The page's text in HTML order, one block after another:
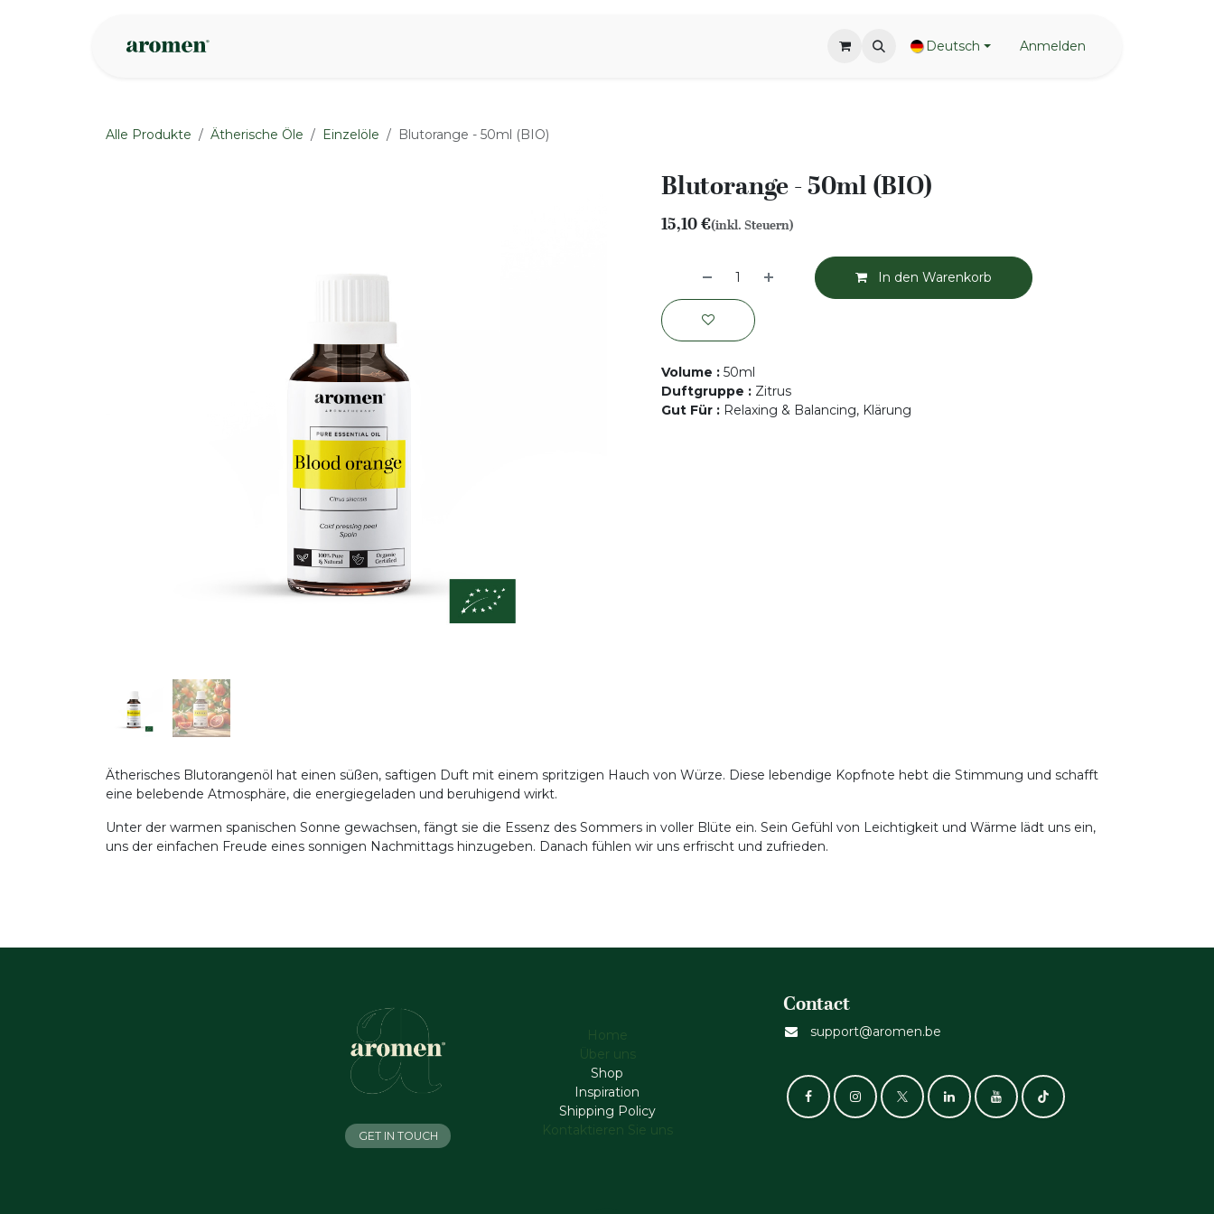
Deutsch Anmelden
Alle Produkte Ätherische Öle Einzelöle Blutorange - 50ml (BIO)
Blutorange - 50ml (BIO)
15,10€(inkl. Steuern)
In den Warenkorb
Volume : 50ml
Duftgruppe : Zitrus
Gut Für : Relaxing & Balancing, Klärung
Ätherisches Blutorangenöl hat einen süßen, saftigen Duft mit einem spritzigen Hauch von Würze. Diese lebendige Kopfnote hebt die Stimmung und schafft
eine belebende Atmosphäre, die energiegeladen und beruhigend wirkt.
Unter der warmen spanischen Sonne gewachsen, fängt sie die Essenz des Sommers in voller Blüte ein. Sein Gefühl von Leichtigkeit und Wärme lädt uns ein,
uns der einfachen Freude eines sonnigen Nachmittags hinzugeben. Danach fühlen wir uns erfrischt und zufrieden.
Home
Über uns
Shop
Inspiration
Shipping Policy
Kontaktieren Sie uns
Contact
support@aromen.be
GET IN TOUCH